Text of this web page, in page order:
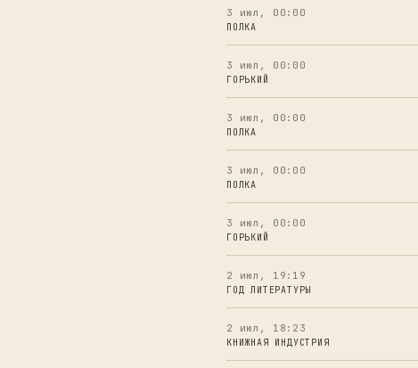
3 июл, 00:00
ПОЛКА
3 июл, 00:00
ГОРЬКИЙ
3 июл, 00:00
ПОЛКА
3 июл, 00:00
ПОЛКА
3 июл, 00:00
ГОРЬКИЙ
2 июл, 19:19
ГОД ЛИТЕРАТУРЫ
2 июл, 18:23
КНИЖНАЯ ИНДУСТРИЯ